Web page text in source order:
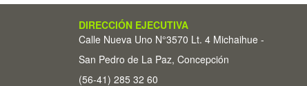
DIRECCIÓN EJECUTIVA
Calle Nueva Uno N°3570 Lt. 4 Michaihue -
San Pedro de La Paz, Concepción
(56-41) 285 32 60